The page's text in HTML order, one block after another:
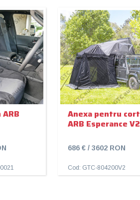
Anexa pentru cort
ARB Esperance V2
686 € / 3602 RON
Cod: GTC-804200V2